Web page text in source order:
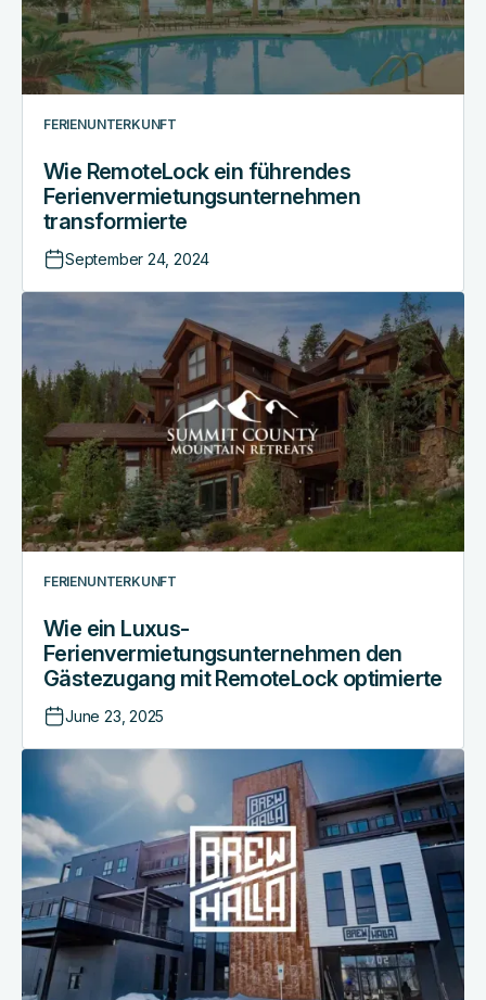
FERIENUNTERKUNFT
Wie RemoteLock ein führendes
Ferienvermietungsunternehmen
transformierte
September 24, 2024
FERIENUNTERKUNFT
Wie ein Luxus-
Ferienvermietungsunternehmen den
Gästezugang mit RemoteLock optimierte
June 23, 2025
Ferienvermietungsunternehmen
den
Gästezugang
mit
RemoteLock
optimierte
Zutrittskontrolle
Mischnutzung,
die
begeistert